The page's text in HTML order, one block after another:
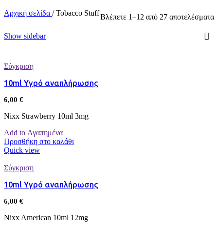
Αρχική σελίδα / Tobacco StuffΒλέπετε 1–12 από 27 αποτελέσματα
Show sidebar
Σύγκριση
10ml Υγρό αναπλήρωσης
6,00 €
Nixx Strawberry 10ml 3mg
Add to Αγαπημένα
Προσθήκη στο καλάθι
Quick view
Σύγκριση
10ml Υγρό αναπλήρωσης
6,00 €
Nixx American 10ml 12mg